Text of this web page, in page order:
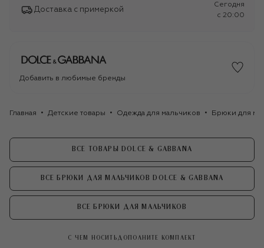
Доставка с примеркой
Сегодня
c 20:00
Добавить в любимые бренды
Главная Детские товары Одежда для мальчиков Брюки для
ВСЕ ТОВАРЫ DOLCE & GABBANA
ВСЕ БРЮКИ ДЛЯ МАЛЬЧИКОВ DOLCE & GABBANA
ВСЕ БРЮКИ ДЛЯ МАЛЬЧИКОВ
С ЧЕМ НОСИТЬ ДОПОЛНИТЕ КОМПЛЕКТ